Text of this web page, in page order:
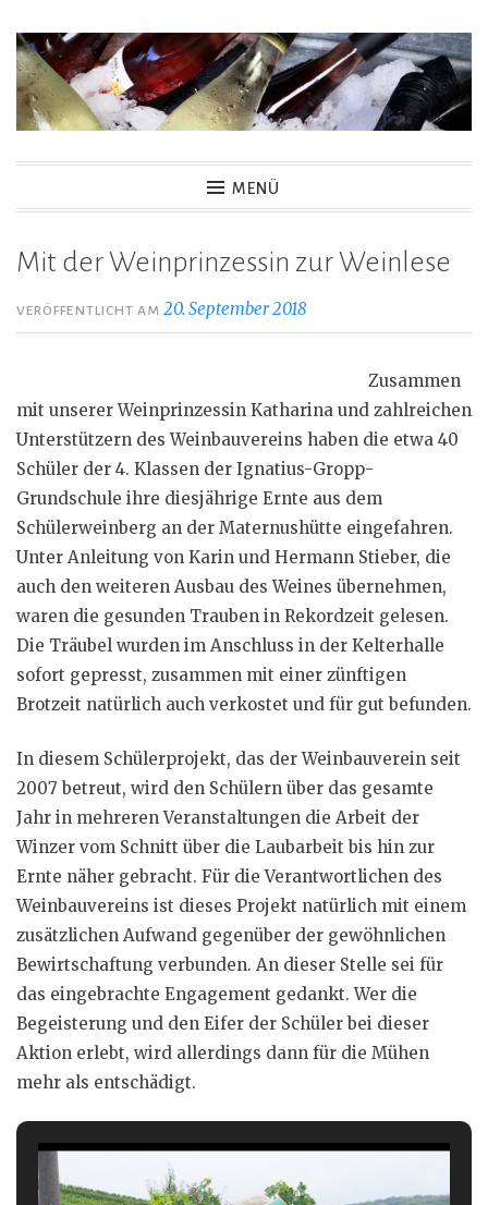
Zum
Inhalt
springen
MENÜ
Mit der Weinprinzessin zur Weinlese
VERÖFFENTLICHT AM20. September 2018
Zusammen
mit unserer Weinprinzessin Katharina und zahlreichen
Unterstützern des Weinbauvereins haben die etwa 40
Schüler der 4. Klassen der Ignatius-Gropp-
Grundschule ihre diesjährige Ernte aus dem
Schülerweinberg an der Maternushütte eingefahren.
Unter Anleitung von Karin und Hermann Stieber, die
auch den weiteren Ausbau des Weines übernehmen,
waren die gesunden Trauben in Rekordzeit gelesen.
Die Träubel wurden im Anschluss in der Kelterhalle
sofort gepresst, zusammen mit einer zünftigen
Brotzeit natürlich auch verkostet und für gut befunden.
In diesem Schülerprojekt, das der Weinbauverein seit
2007 betreut, wird den Schülern über das gesamte
Jahr in mehreren Veranstaltungen die Arbeit der
Winzer vom Schnitt über die Laubarbeit bis hin zur
Ernte näher gebracht. Für die Verantwortlichen des
Weinbauvereins ist dieses Projekt natürlich mit einem
zusätzlichen Aufwand gegenüber der gewöhnlichen
Bewirtschaftung verbunden. An dieser Stelle sei für
das eingebrachte Engagement gedankt. Wer die
Begeisterung und den Eifer der Schüler bei dieser
Aktion erlebt, wird allerdings dann für die Mühen
mehr als entschädigt.